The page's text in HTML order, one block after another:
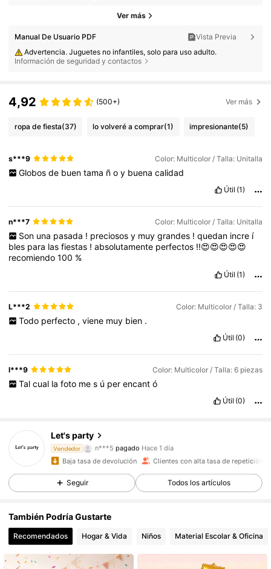
Ver más
Manual De Usuario PDF
Vista Previa
Advertencia. Juguetes no infantiles, solo para uso adulto.
Información de seguridad y contactos
4,92 (500+) Ver más
ropa de fiesta(37) lo volveré a comprar(1) impresionante(5)
s***9 Color: Multicolor / Talla: Unitalla
Globos de buen tama ñ o y buena calidad
Útil (1)
n***7 Color: Multicolor / Talla: Unitalla
Son una pasada ! preciosos y muy grandes ! quedan incre í
bles para lasfiestas !absolutamente perfectos !!😍😍😍😍😍
recomiendo100 %
Útil (1)
L***2 Color: Multicolor / Talla: 3
Todo perfecto , viene muy bien .
Útil (0)
l***9 Color: Multicolor / Talla: 6 piezas
Tal cual la foto me s ú per encant ó
Útil (0)
Let's party
Vendedor
4,94
n***5 pagado Hace 1 día
7.8K Seguidores
4,94
7.8K Seguidores
Baja tasa de devolución Clientes con alta tasa de repetición
Seguir Todos los artículos
También Podría Gustarte
Recomendados Hogar & Vida Niños Material Escolar & Oficina